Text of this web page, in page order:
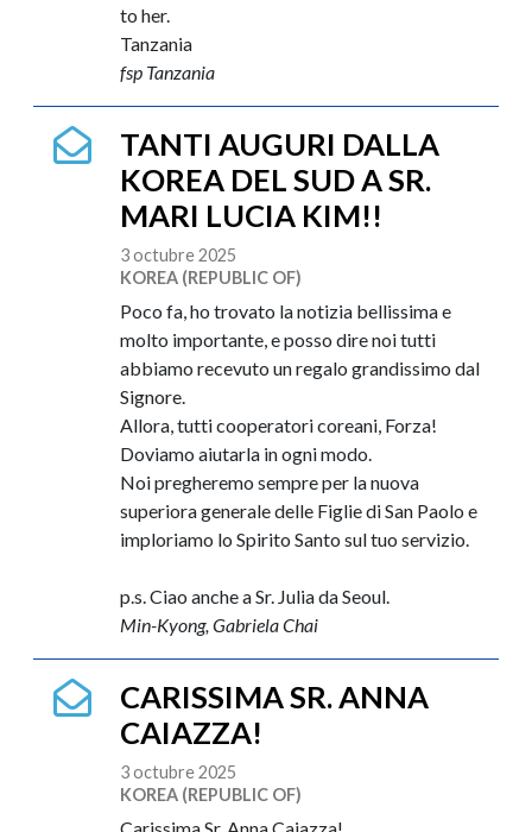
to her.
Tanzania
fsp Tanzania
TANTI AUGURI DALLA
KOREA DEL SUD A SR.
MARI LUCIA KIM!!
3 octubre 2025
KOREA (REPUBLIC OF)
Poco fa, ho trovato la notizia bellissima e
molto importante, e posso dire noi tutti
abbiamo recevuto un regalo grandissimo dal
Signore.
Allora, tutti cooperatori coreani, Forza!
Doviamo aiutarla in ogni modo.
Noi pregheremo sempre per la nuova
superiora generale delle Figlie di San Paolo e
imploriamo lo Spirito Santo sul tuo servizio.
p.s. Ciao anche a Sr. Julia da Seoul.
Min-Kyong, Gabriela Chai
CARISSIMA SR. ANNA
CAIAZZA!
3 octubre 2025
KOREA (REPUBLIC OF)